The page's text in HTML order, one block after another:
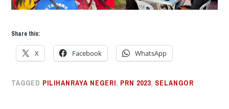
Share this:
X Facebook WhatsApp
TAGGED PILIHANRAYA NEGERI, PRN 2023, SELANGOR